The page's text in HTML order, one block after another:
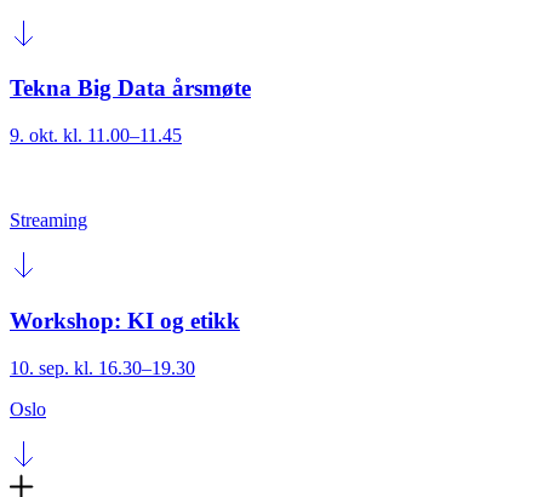
Tekna Big Data årsmøte
9. okt. kl. 11.00–11.45
Streaming
Workshop: KI og etikk
10. sep. kl. 16.30–19.30
Oslo